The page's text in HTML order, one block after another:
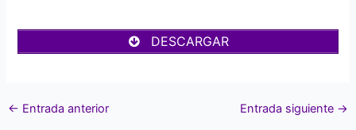
DESCARGAR
← Entrada anterior Entrada siguiente →